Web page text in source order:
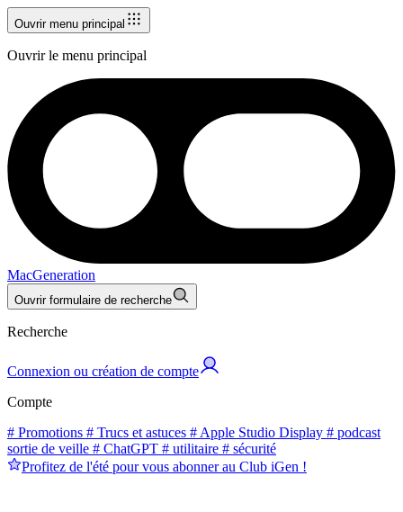
Ouvrir menu principal
Ouvrir le menu principal
MacGeneration
Ouvrir formulaire de recherche
Recherche
Connexion ou création de compte
Compte
# Promotions # Trucs et astuces # Apple Studio Display # podcast
sortie de veille # ChatGPT # utilitaire # sécurité
Profitez de l'été pour vous abonner au Club iGen !